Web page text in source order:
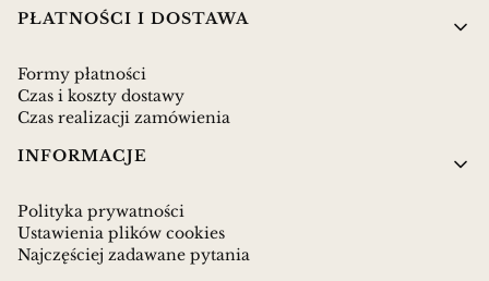
PŁATNOŚCI I DOSTAWA
Formy płatności
Czas i koszty dostawy
Czas realizacji zamówienia
INFORMACJE
Polityka prywatności
Ustawienia plików cookies
Najczęściej zadawane pytania